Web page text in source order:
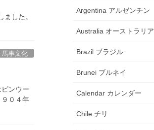
した。
馬事文化
ンウー
０４年
Argentina アルゼンチン
Australia オーストラリア
Brazil ブラジル
Brunei ブルネイ
Calendar カレンダー
Chile チリ